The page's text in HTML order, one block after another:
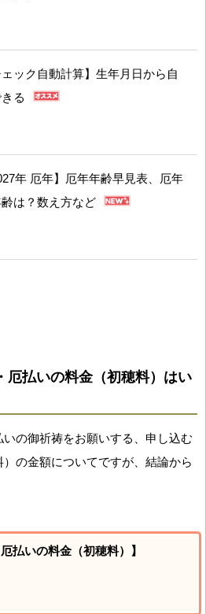
ェック自動計算】生年月日から自
る
年 厄年】厄年年齢早見表、厄年
は？数え方など
厄払いの料金（初穂料）はい
の御祈祷をお願いする、申し込む
の金額についてですが、結論から
払いの料金（初穂料）】